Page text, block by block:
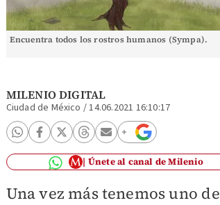
Encuentra todos los rostros humanos (Sympa).
MILENIO DIGITAL
Ciudad de México /14.06.2021 16:10:17
Únete al canal de Milenio
Una vez más tenemos uno de